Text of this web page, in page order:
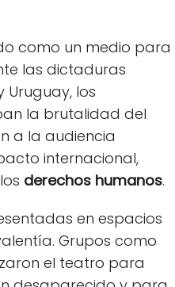
como un medio para
las dictaduras
Uruguay, los
la brutalidad del
a la audiencia
internacional,
derechos humanos.
en espacios
Grupos como
el teatro para